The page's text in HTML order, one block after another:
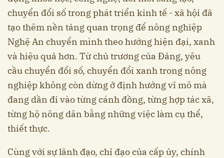
chuyển đổi số trong phát triển kinh tế - xã hội đã
tạo thêm nền tảng quan trọng để nông nghiệp
Nghệ An chuyển mình theo hướng hiện đại, xanh
và hiệu quả hơn. Từ chủ trương của Đảng, yêu
cầu chuyển đổi số, chuyển đổi xanh trong nông
nghiệp không còn dừng ở định hướng vĩ mô mà
đang dần đi vào từng cánh đồng, từng hợp tác xã,
từng hộ nông dân bằng những việc làm cụ thể,
thiết thực.
Cùng với sự lãnh đạo, chỉ đạo của cấp ủy, chính